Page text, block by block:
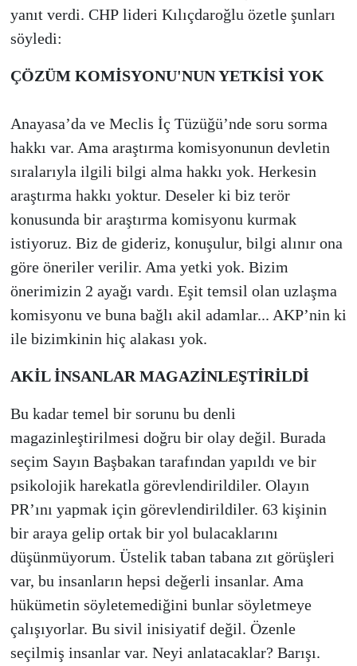
yanıt verdi. CHP lideri Kılıçdaroğlu özetle şunları
söyledi:
ÇÖZÜM KOMİSYONU'NUN YETKİSİ YOK
Anayasa’da ve Meclis İç Tüzüğü’nde soru sorma
hakkı var. Ama araştırma komisyonunun devletin
sıralarıyla ilgili bilgi alma hakkı yok. Herkesin
araştırma hakkı yoktur. Deseler ki biz terör
konusunda bir araştırma komisyonu kurmak
istiyoruz. Biz de gideriz, konuşulur, bilgi alınır ona
göre öneriler verilir. Ama yetki yok. Bizim
önerimizin 2 ayağı vardı. Eşit temsil olan uzlaşma
komisyonu ve buna bağlı akil adamlar... AKP’nin ki
ile bizimkinin hiç alakası yok.
AKİL İNSANLAR MAGAZİNLEŞTİRİLDİ
Bu kadar temel bir sorunu bu denli
magazinleştirilmesi doğru bir olay değil. Burada
seçim Sayın Başbakan tarafından yapıldı ve bir
psikolojik harekatla görevlendirildiler. Olayın
PR’ını yapmak için görevlendirildiler. 63 kişinin
bir araya gelip ortak bir yol bulacaklarını
düşünmüyorum. Üstelik taban tabana zıt görüşleri
var, bu insanların hepsi değerli insanlar. Ama
hükümetin söyletemediğini bunlar söyletmeye
çalışıyorlar. Bu sivil inisiyatif değil. Özenle
seçilmiş insanlar var. Neyi anlatacaklar? Barışı.